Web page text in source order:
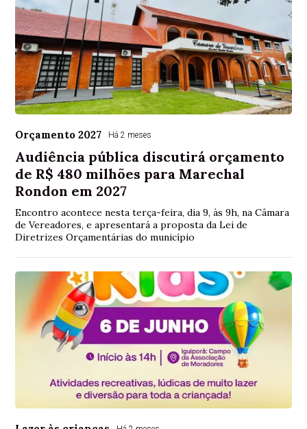
Orçamento 2027 Há 2 meses
Audiência pública discutirá orçamento
de R$ 480 milhões para Marechal
Rondon em 2027
Encontro acontece nesta terça-feira, dia 9, às 9h, na Câmara
de Vereadores, e apresentará a proposta da Lei de
Diretrizes Orçamentárias do município